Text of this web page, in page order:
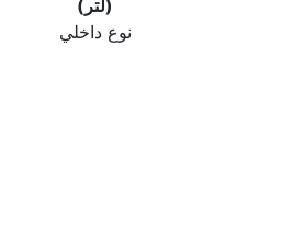
(لتر)
نوع داخلي